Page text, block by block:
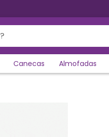
Canecas Almofadas